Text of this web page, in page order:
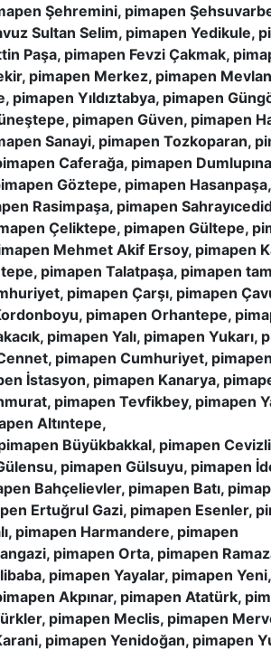
Şehremini, pimapen
Sultan Selim, pimapen Yedikule,
Paşa, pimapen Fevzi Çakmak,
pimapen Merkez, pimapen
Yıldıztabya, pimapen
pimapen Güven, pimapen
Sanayi, pimapen Tozkoparan,
Caferağa, pimapen
Göztepe, pimapen
Rasimpaşa, pimapen
Çeliktepe, pimapen Gültepe,
Mehmet Akif Ersoy, pimapen
pimapen Talatpaşa, pimapen
pimapen Çarşı, pimapen
pimapen Orhantepe,
pimapen Yalı, pimapen
pimapen Cumhuriyet,
İstasyon, pimapen Kanarya,
pimapen Tevfikbey, pimapen
Altıntepe,
Büyükbakkal, pimapen
pimapen Gülsuyu, pimapen
Bahçelievler, pimapen Batı,
Ertuğrul Gazi, pimapen Esenler,
pimapen Harmandere, pimapen
pimapen Orta, pimapen
pimapen Yayalar, pimapen
Akpınar, pimapen Atatürk,
pimapen Meclis, pimapen
pimapen Yenidoğan, pimapen